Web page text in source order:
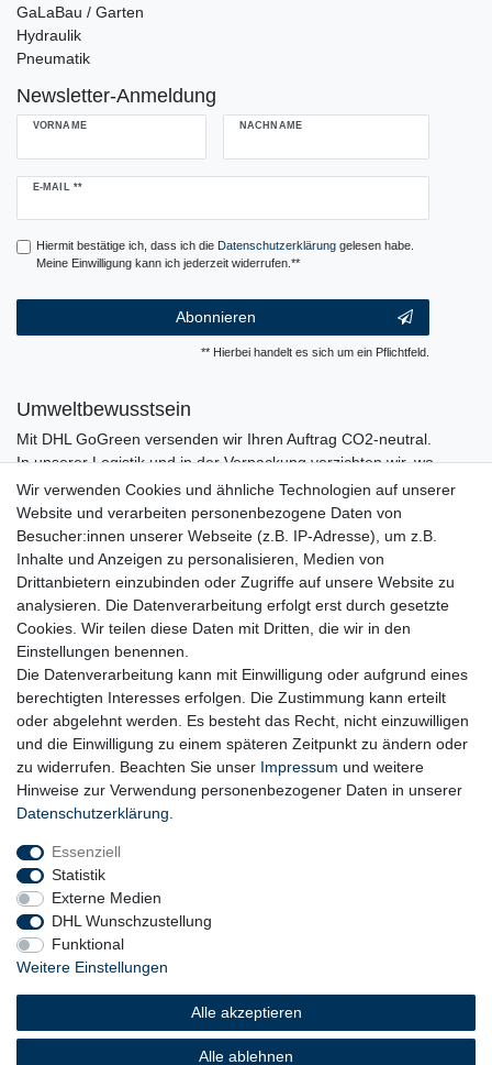
GaLaBau / Garten
Hydraulik
Pneumatik
Newsletter-Anmeldung
VORNAME NACHNAME
E-MAIL **
Newsletter
Hiermit bestätige ich, dass ich die Daten­schutz­erklärunggelesen habe.
Meine Einwilligung kann ich jederzeit widerrufen.**
Abonnieren
** Hierbei handelt es sich um ein Pflichtfeld.
Umweltbewusstsein
Mit DHL GoGreen versenden wir Ihren Auftrag CO2-neutral.
In unserer Logistik und in der Verpackung verzichten wir, wo
immer es möglich ist, auf den Einsatz von Kunststoffen und
Plastik.
Widerrufs­recht
Daten­schutz­erklärung AGB Barrierefreiheitserklärung
Wir verwenden Cookies und ähnliche Technologien auf unserer
Website und verarbeiten personenbezogene Daten von
Besucher:innen unserer Webseite (z.B. IP-Adresse), um z.B.
Inhalte und Anzeigen zu personalisieren, Medien von
Drittanbietern einzubinden oder Zugriffe auf unsere Website zu
analysieren. Die Datenverarbeitung erfolgt erst durch gesetzte
Cookies. Wir teilen diese Daten mit Dritten, die wir in den
Einstellungen benennen.
Die Datenverarbeitung kann mit Einwilligung oder aufgrund eines
berechtigten Interesses erfolgen. Die Zustimmung kann erteilt
oder abgelehnt werden. Es besteht das Recht, nicht einzuwilligen
und die Einwilligung zu einem späteren Zeitpunkt zu ändern oder
zu widerrufen. Beachten Sie unser Impressum und weitere
Hinweise zur Verwendung personenbezogener Daten in unserer
Daten­schutz­erklärung
Essenziell
Statistik
Externe Medien
DHL Wunschzustellung
Funktional
Weitere Einstellungen
Alle akzeptieren
Alle ablehnen